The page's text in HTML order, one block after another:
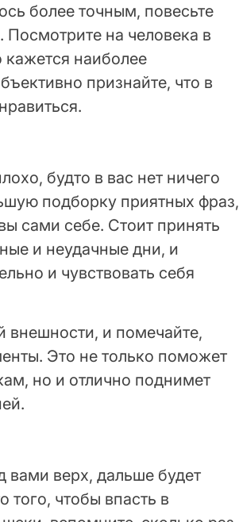
более точным, повесьте
Посмотрите на человека в
кажется наиболее
признайте, что в
будто в вас нет ничего
подборку приятных фраз,
сами себе. Стоит принять
и неудачные дни, и
и чувствовать себя
внешности, и помечайте,
Это не только поможет
но и отлично поднимет
вами верх, дальше будет
того, чтобы впасть в